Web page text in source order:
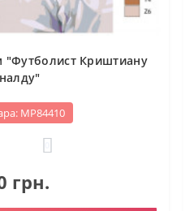
"Футболист Криштиану
МР84410
грн.